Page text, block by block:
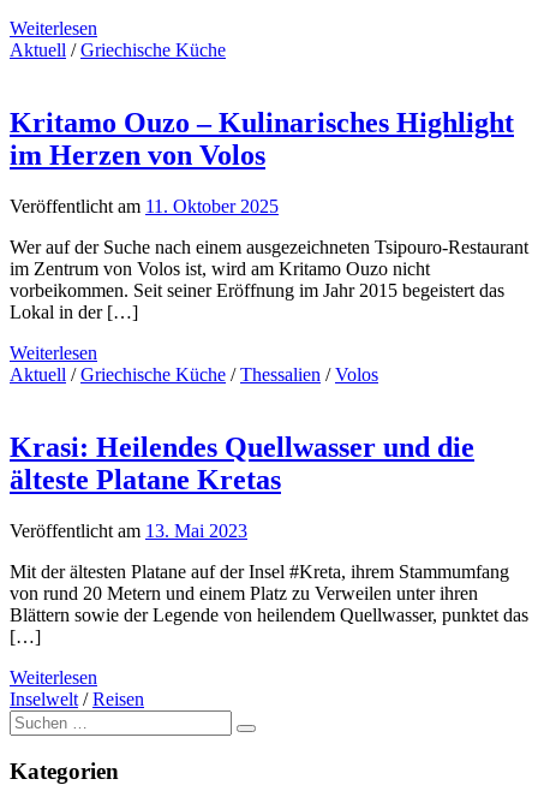
Weiterlesen
Aktuell /Griechische Küche
Kritamo Ouzo – Kulinarisches Highlight
im Herzen von Volos
Veröffentlicht am 11. Oktober 2025
Wer auf der Suche nach einem ausgezeichneten Tsipouro-Restaurant
im Zentrum von Volos ist, wird am Kritamo Ouzo nicht
vorbeikommen. Seit seiner Eröffnung im Jahr 2015 begeistert das
Lokal in der […]
Weiterlesen
Aktuell /Griechische Küche /Thessalien /Volos
Krasi: Heilendes Quellwasser und die
älteste Platane Kretas
Veröffentlicht am 13. Mai 2023
Mit der ältesten Platane auf der Insel #Kreta, ihrem Stammumfang
von rund 20 Metern und einem Platz zu Verweilen unter ihren
Blättern sowie der Legende von heilendem Quellwasser, punktet das
[…]
Weiterlesen
Inselwelt /Reisen
Suche
nach:
Kategorien